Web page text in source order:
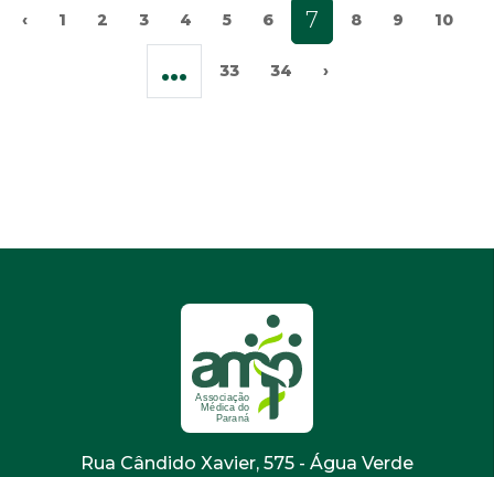
‹ 1 2 3 4 5 6 7 8 9 10
... 33 34 ›
Rua Cândido Xavier, 575 - Água Verde